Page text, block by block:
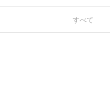
すべて